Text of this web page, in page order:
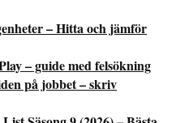
– Hitta och jämför
– guide med felsökning
på jobbet – skriv